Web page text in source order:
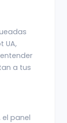
UA,
a tus
panel